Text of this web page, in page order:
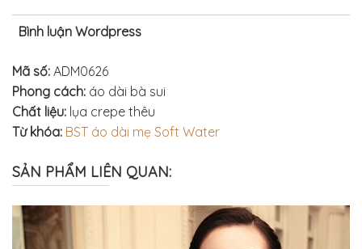
Bình luận Wordpress
Mã số: ADM0626
Phong cách: áo dài bà sui
Chất liệu: lụa crepe thêu
Từ khóa: BST áo dài mẹ Soft Water
SẢN PHẨM LIÊN QUAN: